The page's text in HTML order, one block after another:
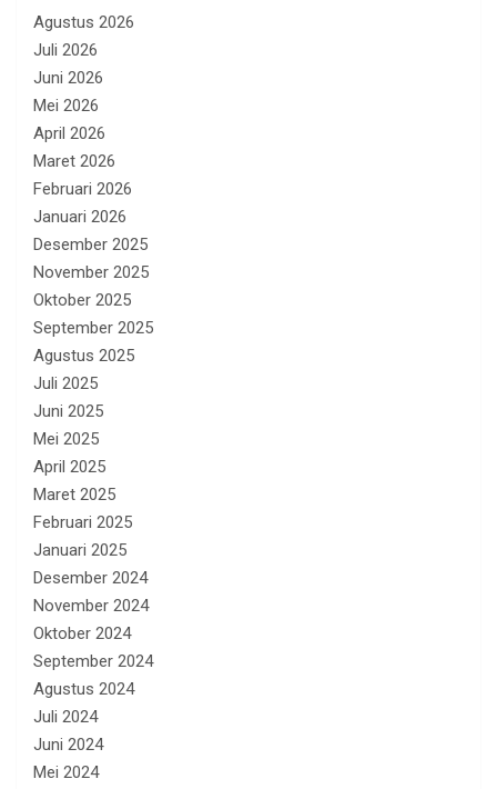
Agustus 2026
Juli 2026
Juni 2026
Mei 2026
April 2026
Maret 2026
Februari 2026
Januari 2026
Desember 2025
November 2025
Oktober 2025
September 2025
Agustus 2025
Juli 2025
Juni 2025
Mei 2025
April 2025
Maret 2025
Februari 2025
Januari 2025
Desember 2024
November 2024
Oktober 2024
September 2024
Agustus 2024
Juli 2024
Juni 2024
Mei 2024